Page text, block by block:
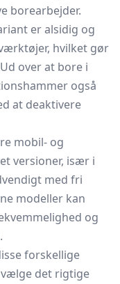
borearbejder.
er alsidig og
hvilket gør
over at bore i
også
at deaktivere
mobil- og
versioner, især i
med fri
modeller kan
og
forskellige
det rigtige